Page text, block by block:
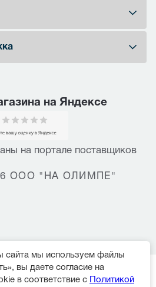
на Яндексе
на портале поставщиков
ООО "НА ОЛИМПЕ"
сайта мы используем файлы
вы даете согласие на
в соответствие с
Политикой